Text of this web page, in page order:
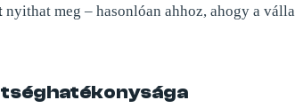
nyithat meg – hasonlóan ahhoz, ahogy a